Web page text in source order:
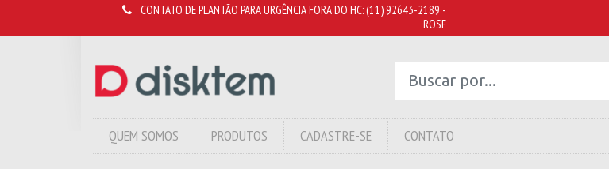
CONTATO DE PLANTÃO PARA URGÊNCIA FORA DO HC:(11) 92643-2189 -
ROSE
QUEM SOMOS PRODUTOS CADASTRE-SE CONTATO